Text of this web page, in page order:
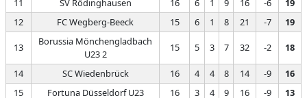
11
SV Rödinghausen 16 6 1 9 16 -6
19
12
FC Wegberg-Beeck 15 6 1 8 21 -7 19
13
Borussia Mönchengladbach
U23 2
15 5 3 7 32 -2 18
14 SC Wiedenbrück 16 4 4 8 14 -9
16
15
Fortuna Düsseldorf U23 16 3 4 9 16 -9 13